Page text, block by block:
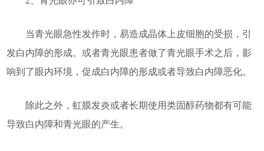
当青光眼急性发作时，易造成晶体上皮细胞的受损，引
发白内障的形成。或者青光眼患者做了青光眼手术之后，影
响到了眼内环境，促成白内障的形成或者导致白内障恶化。
除此之外，虹膜发炎或者长期使用类固醇药物都有可能
导致白内障和青光眼的产生。